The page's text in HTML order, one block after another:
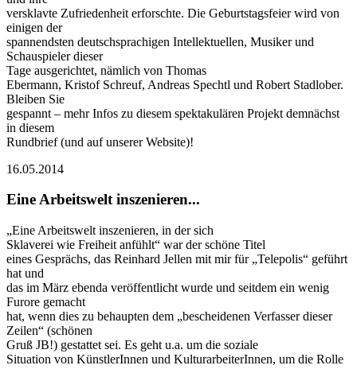
versklavte Zufriedenheit erforschte. Die Geburtstagsfeier wird von
einigen der
spannendsten deutschsprachigen Intellektuellen, Musiker und
Schauspieler dieser
Tage ausgerichtet, nämlich von Thomas
Ebermann, Kristof Schreuf, Andreas Spechtl und Robert Stadlober.
Bleiben Sie
gespannt – mehr Infos zu diesem spektakulären Projekt demnächst
in diesem
Rundbrief (und auf unserer Website)!
16.05.2014
Eine Arbeitswelt inszenieren...
„Eine Arbeitswelt inszenieren, in der sich
Sklaverei wie Freiheit anfühlt“ war der schöne Titel
eines Gesprächs, das Reinhard Jellen mit mir für „Telepolis“ geführt
hat und
das im März ebenda veröffentlicht wurde und seitdem ein wenig
Furore gemacht
hat, wenn dies zu behaupten dem „bescheidenen Verfasser dieser
Zeilen“ (schönen
Gruß JB!) gestattet sei. Es geht u.a. um die soziale
Situation von KünstlerInnen und KulturarbeiterInnen, um die Rolle